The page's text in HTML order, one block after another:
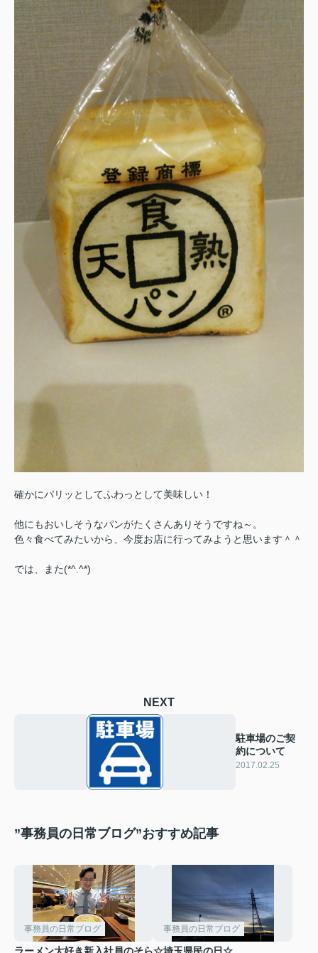
確かにパリッとしてふわっとして美味しい！
他にもおいしそうなパンがたくさんありそうですね～。
色々食べてみたいから、今度お店に行ってみようと思います＾＾
では、また(*^.^*)
NEXT
駐車場のご契
約について
2017.02.25
”事務員の日常ブログ”おすすめ記事
事務員の日常ブログ
ラーメン大好き新入社員のそら
事務員の日常ブログ
☆埼玉県民の日☆